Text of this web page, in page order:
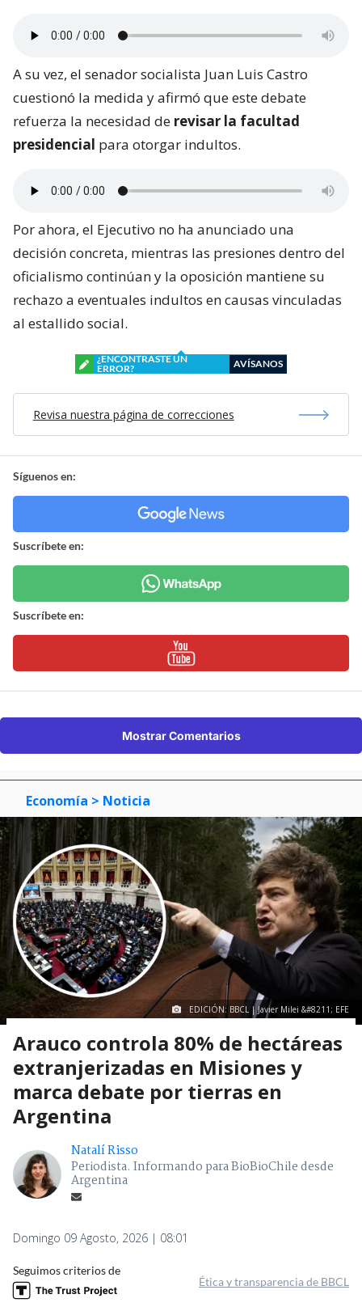
A su vez, el senador socialista Juan Luis Castro
cuestionó la medida y afirmó que este debate
refuerza la necesidad de revisar la facultad
presidencial para otorgar indultos.
Por ahora, el Ejecutivo no ha anunciado una
decisión concreta, mientras las presiones dentro del
oficialismo continúan y la oposición mantiene su
rechazo a eventuales indultos en causas vinculadas
al estallido social.
¿ENCONTRASTE UN
ERROR?
AVÍSANOS
Revisa nuestra página de correcciones
Síguenos en:
Suscríbete en:
Suscríbete en:
Mostrar Comentarios
Economía > Noticia
EDICIÓN: BBCL | Javier Milei &#8211; EFE
Arauco controla 80% de hectáreas
extranjerizadas en Misiones y
marca debate por tierras en
Argentina
Natalí Risso
Periodista. Informando para BioBioChile desde
Argentina
Domingo 09 Agosto, 2026 | 08:01
Seguimos criterios de
Ética y transparencia de BBCL